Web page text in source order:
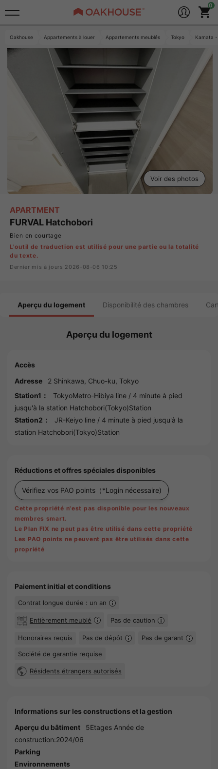
Oakhouse Appartements à louer Appartements meublés Tokyo Kamata
Voir des photos
APARTMENT
FURVAL Hatchobori
Bien en courtage
L'outil de traduction est utilisé pour une partie ou la totalité
du texte.
Dernier mis à jours 2026-08-06 10:25
Aperçu du logement Disponibilité des chambres
Aperçu du logement
Accès
Adresse
2 Shinkawa, Chuo-ku, Tokyo
Station1：
TokyoMetro-Hibiya line / 4 minute à pied
jusqu'à la station Hatchobori(Tokyo)Station
Station2：
JR-Keiyo line / 4 minute à pied jusqu'à la
station Hatchobori(Tokyo)Station
Réductions et offres spéciales disponibles
Vérifiez vos PAO points （*Login nécessaire)
Cette propriété n'est pas disponible pour les nouveaux
membres smart.
Le Plan FIX ne peut pas être utilisé dans cette propriété
Les PAO points ne peuvent pas être utilisés dans cette
propriété
Paiement initial et conditions
Contrat longue durée : un an
Entièrement meublé Pas de caution
Honoraires requis Pas de dépôt Pas de garant
Société de garantie requise
Résidents étrangers autorisés
Informations sur les constructions et la gestion
Aperçu du bâtiment
5Etages Année de
construction:2024/06
Parking
Environnements